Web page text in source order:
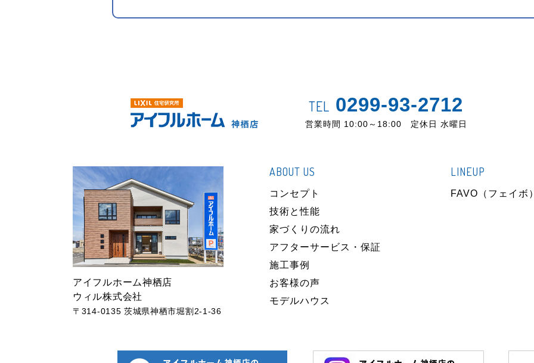
TEL 0299-93-2712
営業時間 10:00～18:00 定休日 水曜日
アイフルホーム神栖店
ウィル株式会社
〒314-0135 茨城県神栖市堀割2-1-36
ABOUT US
コンセプト
技術と性能
家づくりの流れ
アフターサービス・保証
施工事例
お客様の声
モデルハウス
LINEUP
FAVO（フェイボ